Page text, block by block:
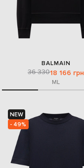
BALMAIN
36 33018 166 грн
ML
NEW
- 49%